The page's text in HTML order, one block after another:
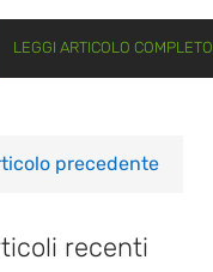
LEGGI ARTICOLO COMPLETO
precedente
recenti